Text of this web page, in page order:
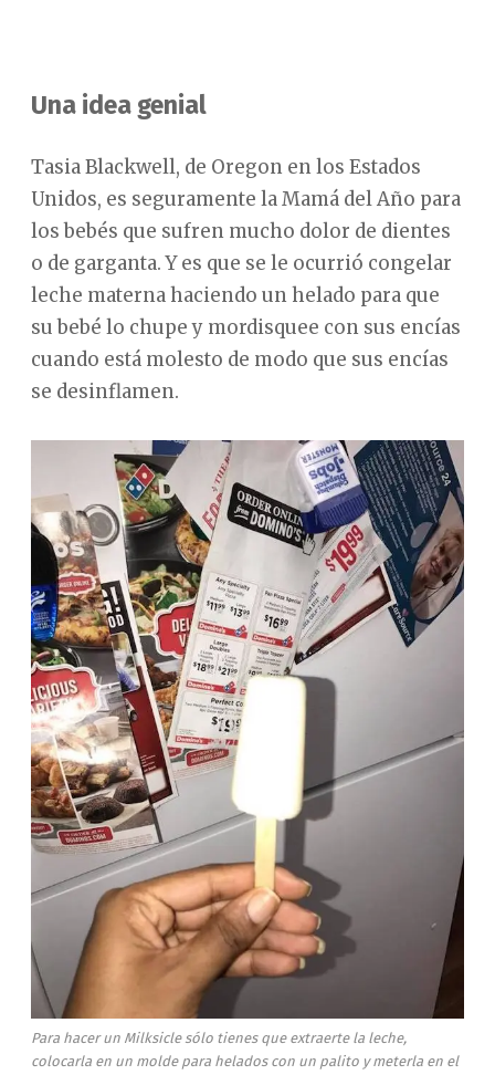
Una idea genial
Tasia Blackwell, de Oregon en los Estados
Unidos, es seguramente la Mamá del Año para
los bebés que sufren mucho dolor de dientes
o de garganta. Y es que se le ocurrió congelar
leche materna haciendo un helado para que
su bebé lo chupe y mordisquee con sus encías
cuando está molesto de modo que sus encías
se desinflamen.
Para hacer un Milksicle sólo tienes que extraerte la leche,
colocarla en un molde para helados con un palito y meterla en el